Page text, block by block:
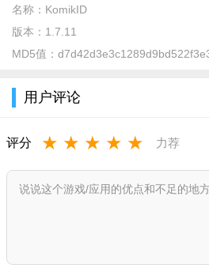
名称： KomikID
版本： 1.7.11
MD5值：
用户评论
评分 ★ ★ ★ ★ ★ 力荐